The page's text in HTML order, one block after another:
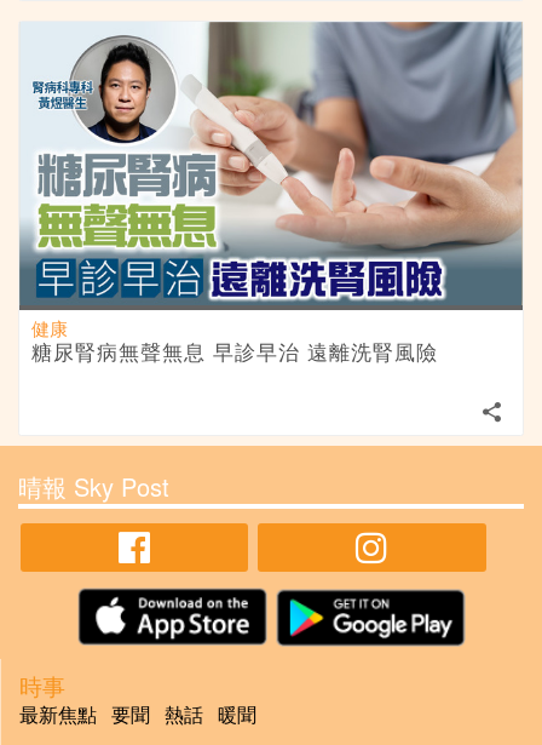
健康
糖尿腎病無聲無息 早診早治 遠離洗腎風險
晴報 Sky Post
時事
最新焦點 要聞 熱話 暖聞